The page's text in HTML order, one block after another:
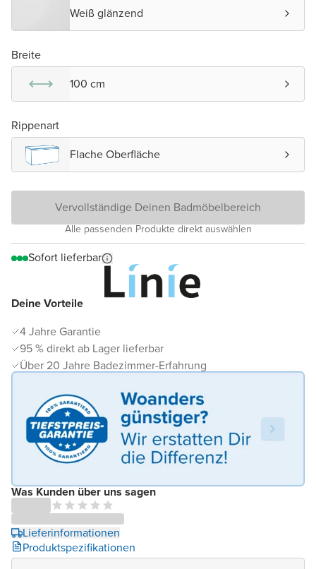
Deine Vorteile
4 Jahre Garantie
95 % direkt ab Lager lieferbar
Über 20 Jahre Badezimmer-Erfahrung
Was Kunden über uns sagen
Lieferinformationen
Produktspezifikationen
Weiß glänzend
Breite
100 cm
Rippenart
Flache Oberfläche
Vervollständige Deinen Badmöbelbereich
Alle passenden Produkte direkt auswählen
Sofort lieferbar